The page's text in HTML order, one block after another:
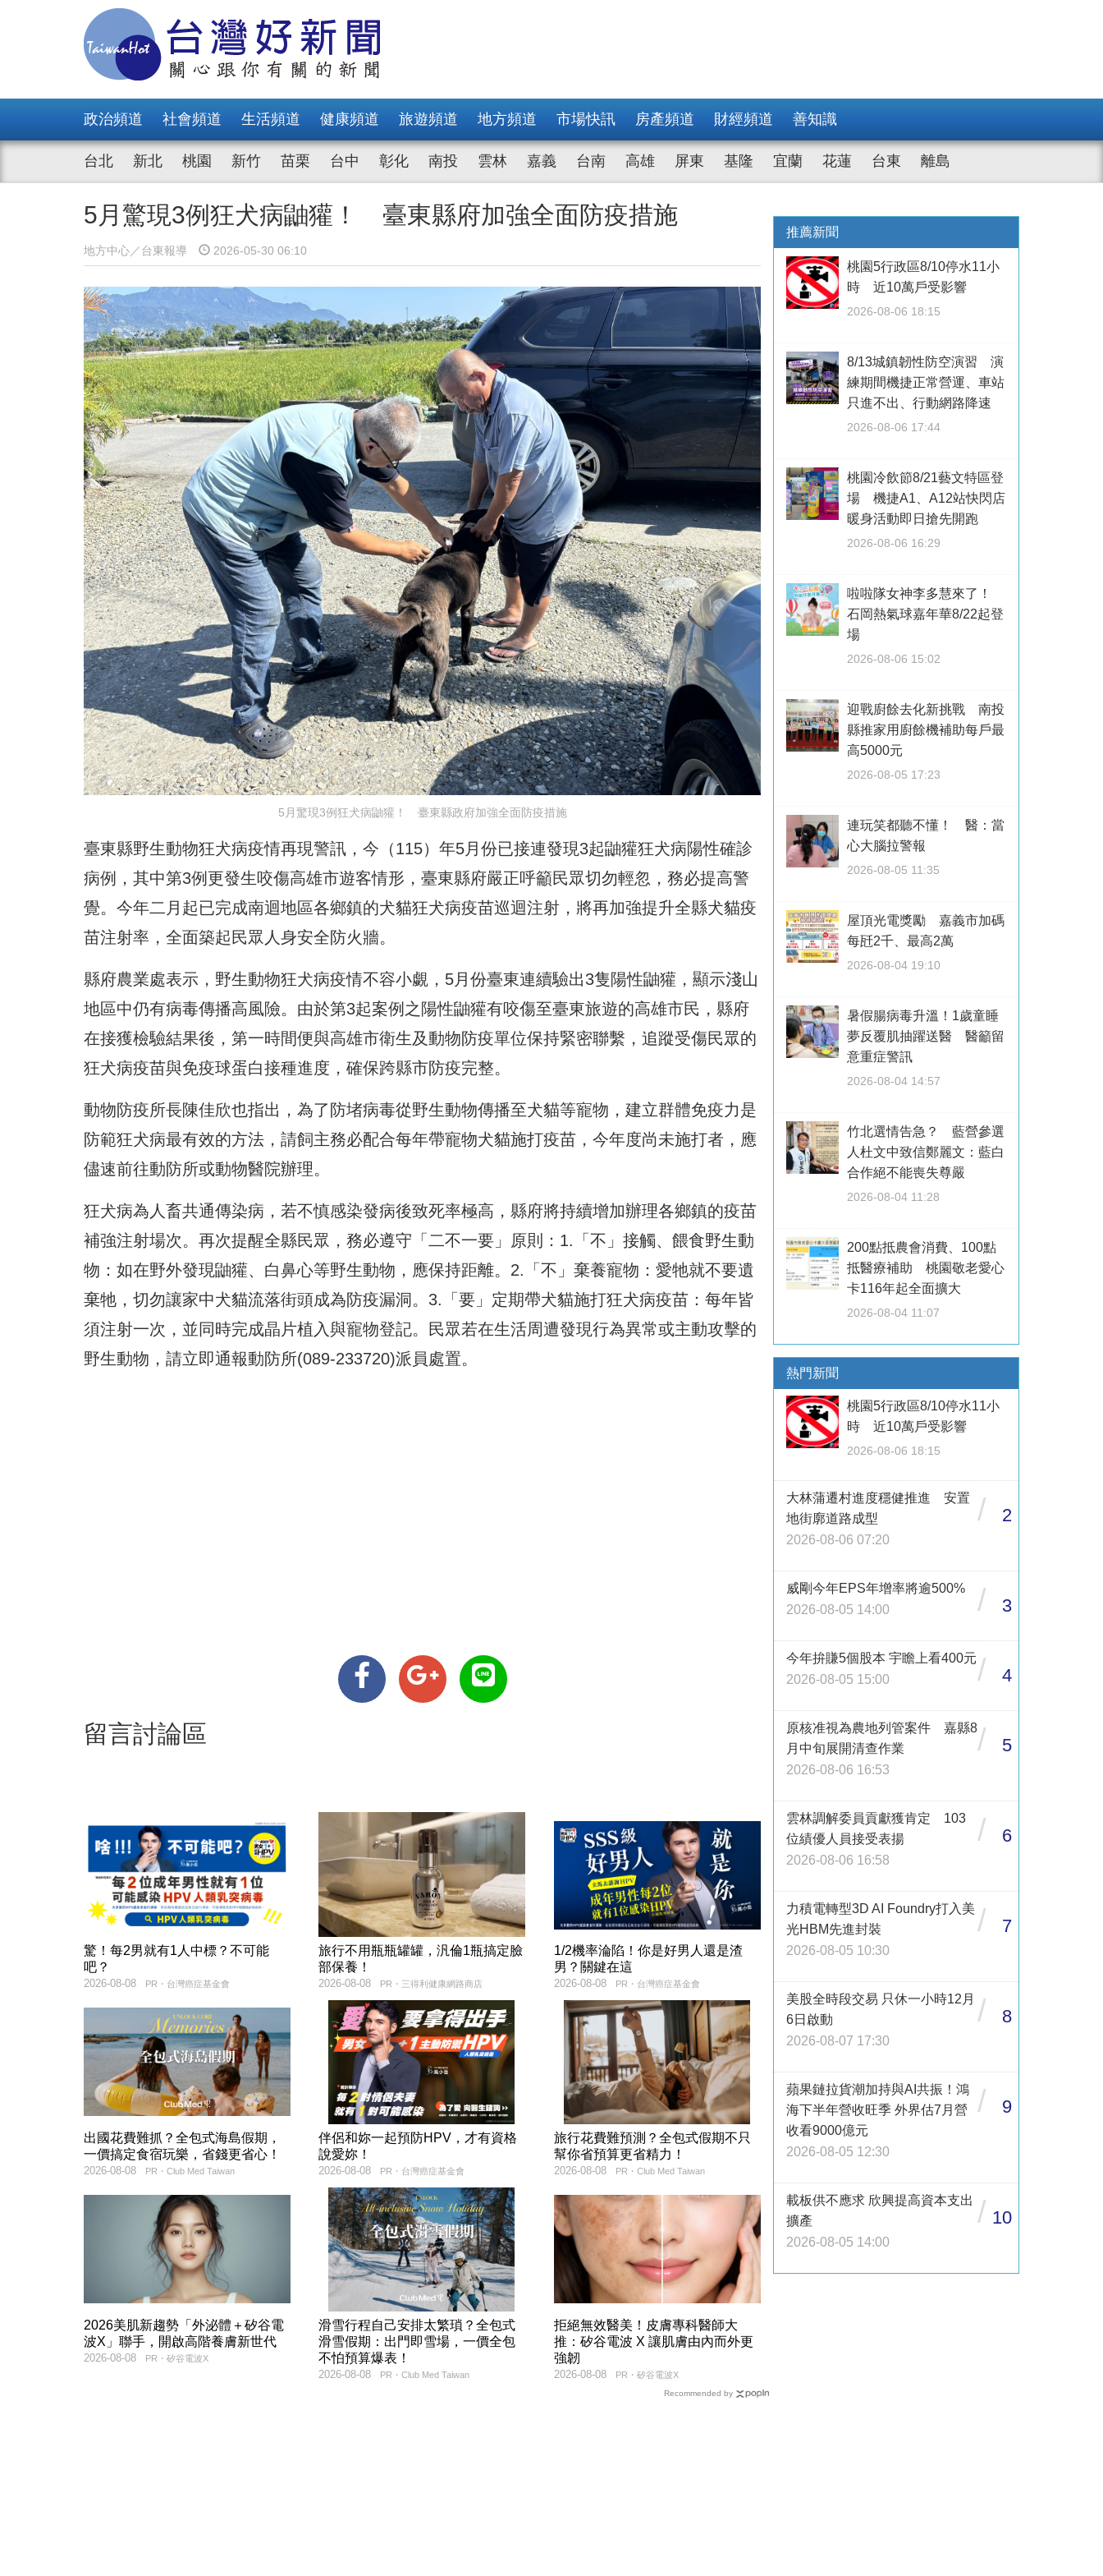
政治頻道 社會頻道 生活頻道 健康頻道 旅遊頻道 地方頻道 市場快訊 房產頻道 財經頻道 善知識
台北 新北 桃園 新竹 苗栗 台中 彰化 南投 雲林 嘉義 台南 高雄 屏東 基隆 宜蘭 花蓮 台東 離島
5月驚現3例狂犬病鼬獾！ 臺東縣府加強全面防疫措施
地方中心／台東報導 2026-05-30 06:10
5月驚現3例狂犬病鼬獾！ 臺東縣政府加強全面防疫措施
臺東縣野生動物狂犬病疫情再現警訊，今（115）年5月份已接連發現3起鼬獾狂犬病陽性確診
病例，其中第3例更發生咬傷高雄市遊客情形，臺東縣府嚴正呼籲民眾切勿輕忽，務必提高警
覺。今年二月起已完成南迴地區各鄉鎮的犬貓狂犬病疫苗巡迴注射，將再加強提升全縣犬貓疫
苗注射率，全面築起民眾人身安全防火牆。
縣府農業處表示，野生動物狂犬病疫情不容小覷，5月份臺東連續驗出3隻陽性鼬獾，顯示淺山
地區中仍有病毒傳播高風險。由於第3起案例之陽性鼬獾有咬傷至臺東旅遊的高雄市民，縣府
在接獲檢驗結果後，第一時間便與高雄市衛生及動物防疫單位保持緊密聯繫，追蹤受傷民眾的
狂犬病疫苗與免疫球蛋白接種進度，確保跨縣市防疫完整。
動物防疫所長陳佳欣也指出，為了防堵病毒從野生動物傳播至犬貓等寵物，建立群體免疫力是
防範狂犬病最有效的方法，請飼主務必配合每年帶寵物犬貓施打疫苗，今年度尚未施打者，應
儘速前往動防所或動物醫院辦理。
狂犬病為人畜共通傳染病，若不慎感染發病後致死率極高，縣府將持續增加辦理各鄉鎮的疫苗
補強注射場次。再次提醒全縣民眾，務必遵守「二不一要」原則：1.「不」接觸、餵食野生動
物：如在野外發現鼬獾、白鼻心等野生動物，應保持距離。2.「不」棄養寵物：愛牠就不要遺
棄牠，切勿讓家中犬貓流落街頭成為防疫漏洞。3.「要」定期帶犬貓施打狂犬病疫苗：每年皆
須注射一次，並同時完成晶片植入與寵物登記。民眾若在生活周遭發現行為異常或主動攻擊的
野生動物，請立即通報動防所(089-233720)派員處置。
留言討論區
驚！每2男就有1人中標？不可能
吧？
PR・台灣癌症基金會
2026-08-08
旅行不用瓶瓶罐罐，汎倫1瓶搞定臉
部保養！
PR・三得利健康網路商店
2026-08-08
1/2機率淪陷！你是好男人還是渣
男？關鍵在這
PR・台灣癌症基金會
2026-08-08
出國花費難抓？全包式海島假期，
一價搞定食宿玩樂，省錢更省心！
PR・Club Med Taiwan
2026-08-08
伴侶和妳一起預防HPV，才有資格
說愛妳！
PR・台灣癌症基金會
2026-08-08
旅行花費難預測？全包式假期不只
幫你省預算更省精力！
PR・Club Med Taiwan
2026-08-08
2026美肌新趨勢「外泌體＋矽谷電
波X」聯手，開啟高階養膚新世代
PR・矽谷電波X
2026-08-08
滑雪行程自己安排太繁瑣？全包式
滑雪假期：出門即雪場，一價全包
不怕預算爆表！
PR・Club Med Taiwan
2026-08-08
拒絕無效醫美！皮膚專科醫師大
推：矽谷電波 X 讓肌膚由內而外更
強韌
PR・矽谷電波X
2026-08-08
Recommended by
推薦新聞
桃園5行政區8/10停水11小
時 近10萬戶受影響
2026-08-06 18:15
8/13城鎮韌性防空演習 演
練期間機捷正常營運、車站
只進不出、行動網路降速
2026-08-06 17:44
桃園冷飲節8/21藝文特區登
場 機捷A1、A12站快閃店
暖身活動即日搶先開跑
2026-08-06 16:29
啦啦隊女神李多慧來了！
石岡熱氣球嘉年華8/22起登
場
2026-08-06 15:02
迎戰廚餘去化新挑戰 南投
縣推家用廚餘機補助每戶最
高5000元
2026-08-05 17:23
連玩笑都聽不懂！ 醫：當
心大腦拉警報
2026-08-05 11:35
屋頂光電獎勵 嘉義市加碼
每瓩2千、最高2萬
2026-08-04 19:10
暑假腸病毒升溫！1歲童睡
夢反覆肌抽躍送醫 醫籲留
意重症警訊
2026-08-04 14:57
竹北選情告急？ 藍營參選
人杜文中致信鄭麗文：藍白
合作絕不能喪失尊嚴
2026-08-04 11:28
200點抵農會消費、100點
抵醫療補助 桃園敬老愛心
卡116年起全面擴大
2026-08-04 11:07
熱門新聞
桃園5行政區8/10停水11小
時 近10萬戶受影響
2026-08-06 18:15
大林蒲遷村進度穩健推進 安置
地街廓道路成型
2026-08-06 07:20
/ 2
威剛今年EPS年增率將逾500%
2026-08-05 14:00
/ 3
今年拚賺5個股本 宇瞻上看400元
2026-08-05 15:00
/ 4
原核准視為農地列管案件 嘉縣8
月中旬展開清查作業
2026-08-06 16:53
/ 5
雲林調解委員貢獻獲肯定 103
位績優人員接受表揚
2026-08-06 16:58
/ 6
力積電轉型3D AI Foundry打入美
光HBM先進封裝
2026-08-05 10:30
/ 7
美股全時段交易 只休一小時12月
6日啟動
2026-08-07 17:30
/ 8
蘋果鏈拉貨潮加持與AI共振！鴻
海下半年營收旺季 外界估7月營
收看9000億元
2026-08-05 12:30
/ 9
載板供不應求 欣興提高資本支出
擴產
2026-08-05 14:00
/ 10